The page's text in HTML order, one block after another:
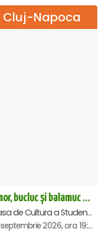
Cluj-Napoca
Amor, bucluc și balamuc - Premiera națională - Cluj Napoca
Casa de Cultura a Studentilor Dumitru Farcas, Cluj-Napoca
14 septembrie 2026, ora 19:30